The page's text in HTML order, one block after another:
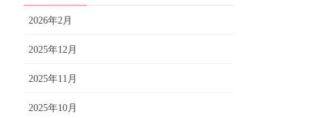
2026年2月
2025年12月
2025年11月
2025年10月